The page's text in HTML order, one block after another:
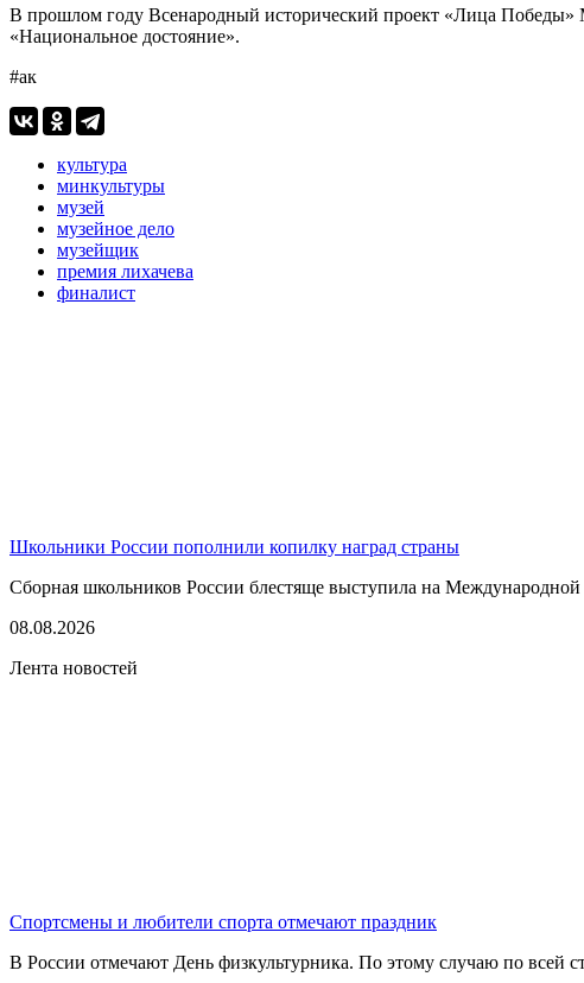
В прошлом году Всенародный исторический проект «Лица Победы»
«Национальное достояние».
#ак
культура
минкультуры
музей
музейное дело
музейщик
премия лихачева
финалист
Школьники России пополнили копилку наград страны
Сборная школьников России блестяще выступила на
08.08.2026
Лента новостей
Спортсмены и любители спорта отмечают праздник
В России отмечают День физкультурника. По этому случаю по всей